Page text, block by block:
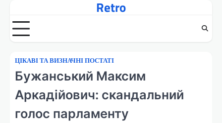
вмісту
Retro
ЦІКАВІ ТА ВИЗНАЧНІ ПОСТАТІ
Бужанський Максим
Аркадійович: скандальний
голос парламенту